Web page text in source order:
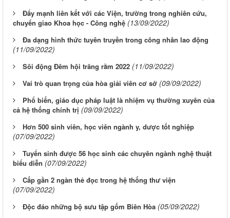
Đẩy mạnh liên kết với các Viện, trường trong nghiên cứu,
chuyển giao Khoa học - Công nghệ (13/09/2022)
Đa dạng hình thức tuyên truyền trong công nhân lao động
(11/09/2022)
Sôi động Đêm hội trăng rằm 2022 (11/09/2022)
Vai trò quan trọng của hòa giải viên cơ sở (09/09/2022)
Phổ biến, giáo dục pháp luật là nhiệm vụ thường xuyên của
cả hệ thống chính trị (09/09/2022)
Hơn 500 sinh viên, học viên ngành y, dược tốt nghiệp
(07/09/2022)
Tuyển sinh được 56 học sinh các chuyên ngành nghệ thuật
biểu diễn (07/09/2022)
Cấp gần 2 ngàn thẻ đọc trong hệ thống thư viện
(07/09/2022)
Độc đáo những bộ sưu tập gốm Biên Hòa (05/09/2022)